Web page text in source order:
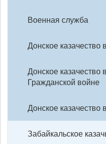
Военная служба
Донское
Донское казачество
Гражданской войне
Донское казачество
Забайкальское